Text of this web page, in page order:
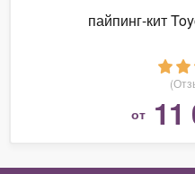
пайпинг-кит
от 11